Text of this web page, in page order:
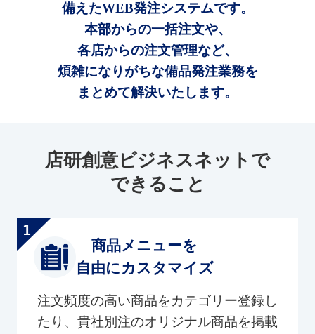
備えたWEB発注システムです。
本部からの一括注文や、
各店からの注文管理など、
煩雑になりがちな備品発注業務を
まとめて解決いたします。
店研創意ビジネスネットで
できること
商品メニューを
自由にカスタマイズ
注文頻度の高い商品をカテゴリー登録し
たり、貴社別注のオリジナル商品を掲載